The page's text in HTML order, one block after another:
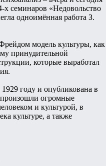
х семинаров «Недовольство
одноимённая работа З.
модель культуры, как
принудительной
которые выработал
году и опубликована в
произошли огромные
и культурой, в
культуре, а также